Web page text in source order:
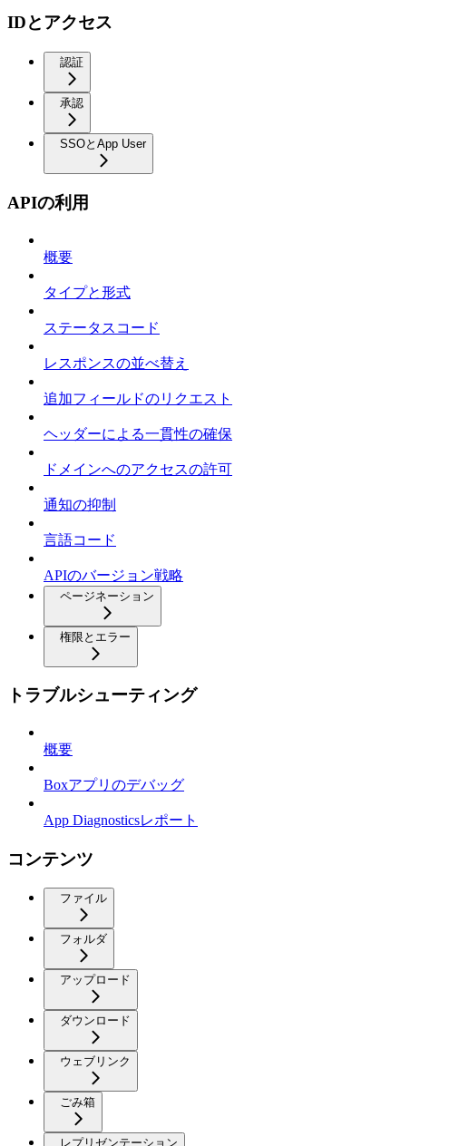
IDとアクセス
認証
承認
SSOとApp User
APIの利用
概要
タイプと形式
ステータスコード
レスポンスの並べ替え
追加フィールドのリクエスト
ヘッダーによる一貫性の確保
ドメインへのアクセスの許可
通知の抑制
言語コード
APIのバージョン戦略
ページネーション
権限とエラー
トラブルシューティング
概要
Boxアプリのデバッグ
App Diagnosticsレポート
コンテンツ
ファイル
フォルダ
アップロード
ダウンロード
ウェブリンク
ごみ箱
レプリゼンテーション